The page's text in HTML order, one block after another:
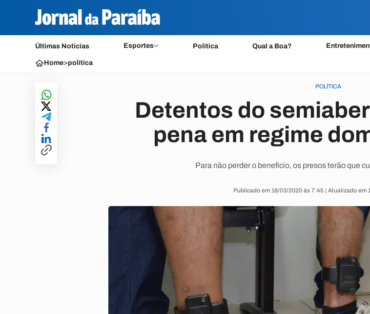
Últimas Notícias Esportes Política Qual a Boa?
Home>política
POLÍTICA
Detentos do
pena em regime
Para não perder o benefício, os presos terão que
Publicado em 18/03/2020 às 7:45 | Atualizado em